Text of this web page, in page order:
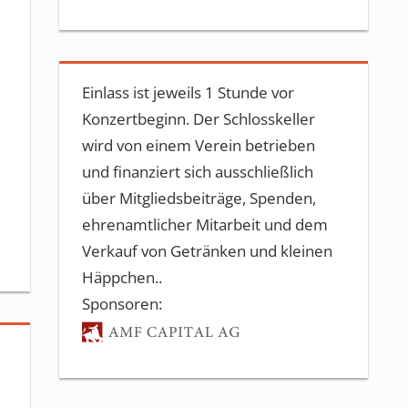
Einlass ist jeweils 1 Stunde vor
Konzertbeginn. Der Schlosskeller
wird von einem Verein betrieben
und finanziert sich ausschließlich
über Mitgliedsbeiträge, Spenden,
ehrenamtlicher Mitarbeit und dem
Verkauf von Getränken und kleinen
Häppchen..
Sponsoren: